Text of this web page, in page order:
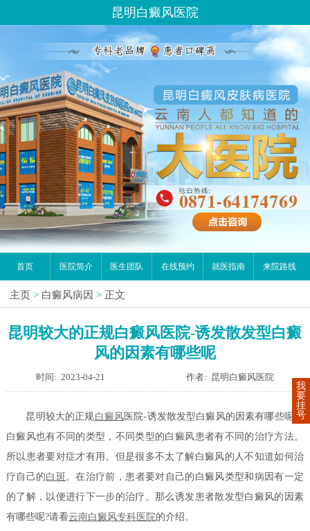
昆明白癜风医院
首页 医院简介 医生团队 在线预约 就医指南 来院路线
主页 > 白癜风病因 > 正文
昆明较大的正规白癜风医院-诱发散发型白癜
风的因素有哪些呢
时间: 2023-04-21 作者: 昆明白癜风医院
昆明较大的正规白癜风 医院-诱发散发型白癜风的因素有哪些呢？
白癜风也有不同的类型，不同类型的白癜风患者有不同的治疗方法。
所以患者要对症才有用。但是很多不太了解白癜风的人不知道如何治
疗自己的白斑。在治疗前，患者要对自己的白癜风类型和病因有一定
的了解，以便进行下一步的治疗。那么诱发患者散发型白癜风的因素
有哪些呢?请看云南白癜风专科医院的介绍。
我
要
挂
号